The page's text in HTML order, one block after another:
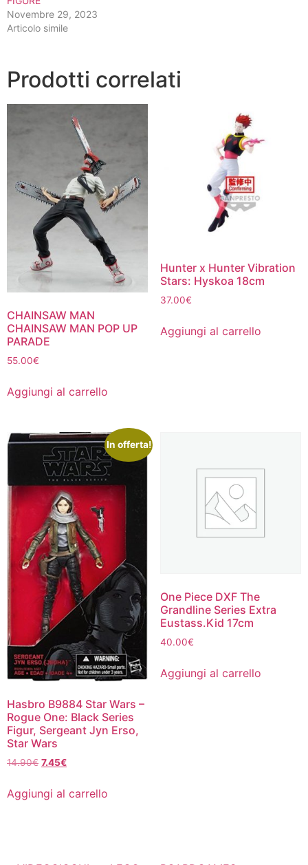
Novembre 29, 2023
Articolo simile
Prodotti correlati
CHAINSAW MAN
CHAINSAW MAN POP UP
PARADE
55.00€
Aggiungi al carrello
Hunter x Hunter Vibration
Stars: Hyskoa 18cm
37.00€
Aggiungi al carrello
In offerta!
Hasbro B9884 Star Wars –
Rogue One: Black Series
Figur, Sergeant Jyn Erso,
Star Wars
14.90€ Il
originale
era:
7.45€Il
attuale
Aggiungi al carrello
One Piece DXF The
Grandline Series Extra
Eustass.Kid 17cm
40.00€
Aggiungi al carrello